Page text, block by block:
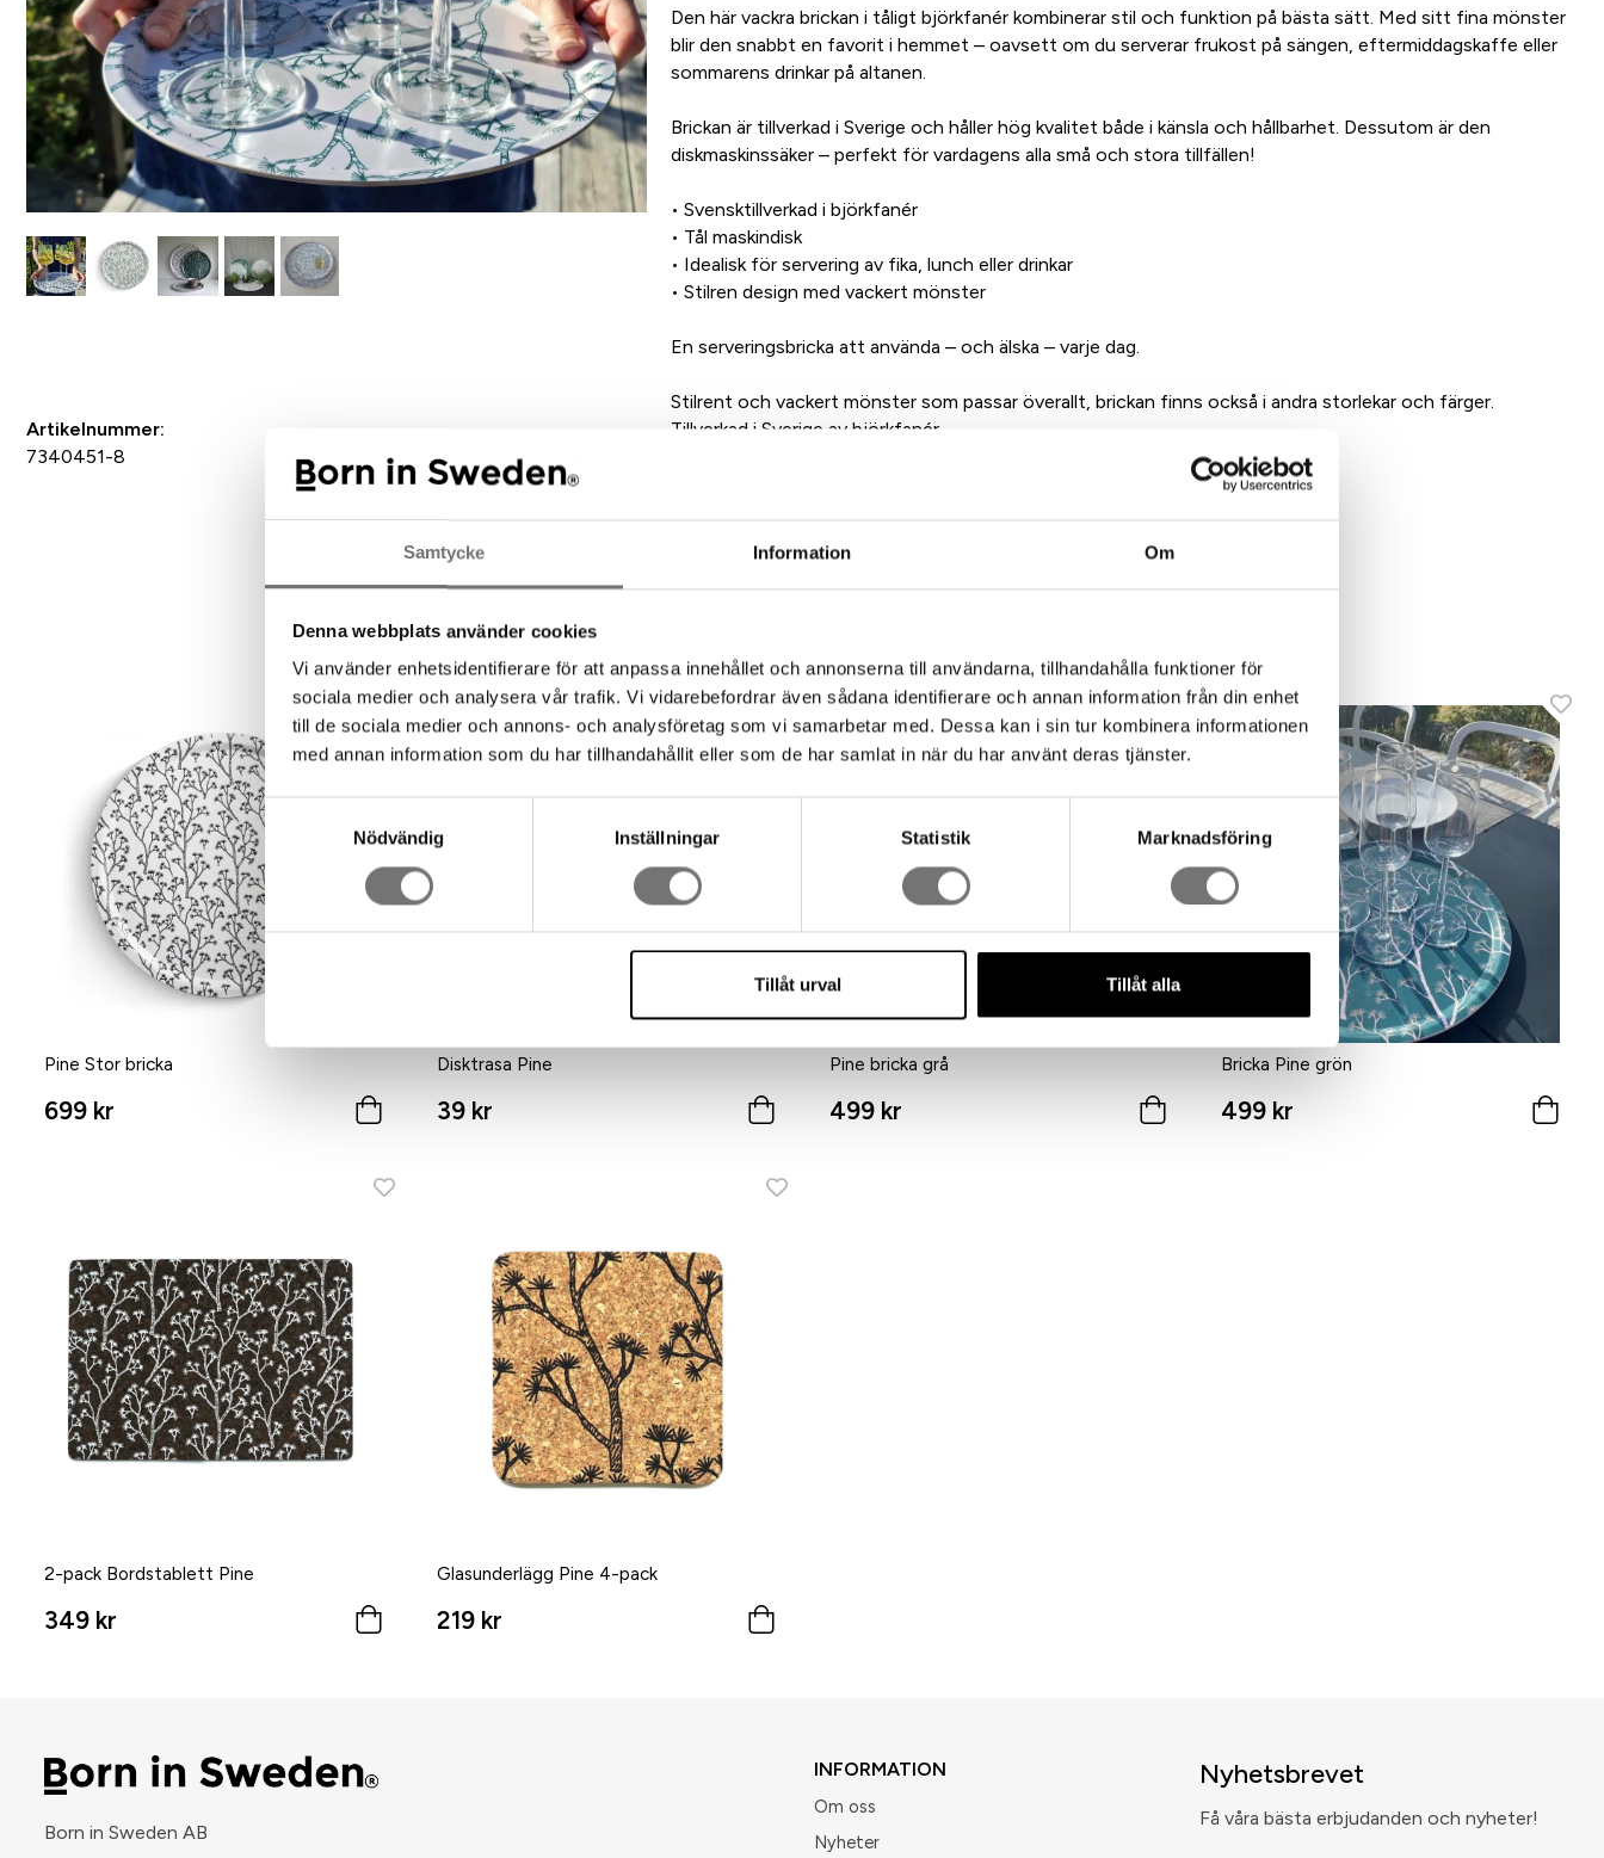
Samtycke Information Om
Denna webbplats använder cookies
Vi använder enhetsidentifierare för att anpassa innehållet och annonserna till användarna, tillhandahålla funktioner för
sociala medier och analysera vår trafik. Vi vidarebefordrar även sådana identifierare och annan information från din enhet
till de sociala medier och annons- och analysföretag som vi samarbetar med. Dessa kan i sin tur kombinera informationen
med annan information som du har tillhandahållit eller som de har samlat in när du har använt deras tjänster.
Samtyckesval
Nödvändig
Inställningar Statistik Marknadsföring
Tillåt urval Tillåt alla
Den här vackra brickan i tåligt björkfanér kombinerar stil och funktion på bästa sätt. Med sitt fina mönster
blir den snabbt en favorit i hemmet – oavsett om du serverar frukost på sängen, eftermiddagskaffe eller
sommarens drinkar på altanen.
Brickan är tillverkad i Sverige och håller hög kvalitet både i känsla och hållbarhet. Dessutom är den
diskmaskinssäker – perfekt för vardagens alla små och stora tillfällen!
• Svensktillverkad i björkfanér
• Tål maskindisk
• Idealisk för servering av fika, lunch eller drinkar
• Stilren design med vackert mönster
En serveringsbricka att använda – och älska – varje dag.
Stilrent och vackert mönster som passar överallt, brickan finns också i andra storlekar och färger.
Tillverkad i Sverige av björkfanér.
Artikelnummer:
7340451-8
Rekommenderade tillbehör till denna produkt
Pine Stor bricka
699 kr
Disktrasa Pine
39 kr
Pine bricka grå
499 kr
Bricka Pine grön
499 kr
2-pack Bordstablett Pine
349 kr
Glasunderlägg Pine 4-pack
219 kr
Born in Sweden AB
INFORMATION
Om oss
Nyheter
Nyhetsbrevet
Få våra bästa erbjudanden och nyheter!